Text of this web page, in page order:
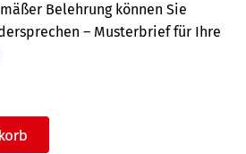
Belehrung können Sie
– Musterbrief für Ihre